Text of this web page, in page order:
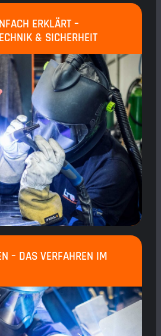
ERKLÄRT – G
& SICHERHEIT
– DAS VERFAHREN IM Ü